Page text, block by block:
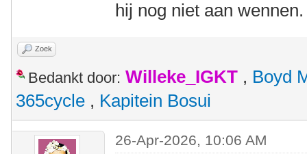
hij nog niet aan wennen.
Zoek
Bedankt door: Willeke_IGKT , Boyd
365cycle , Kapitein Bosui
26-Apr-2026, 10:06 AM